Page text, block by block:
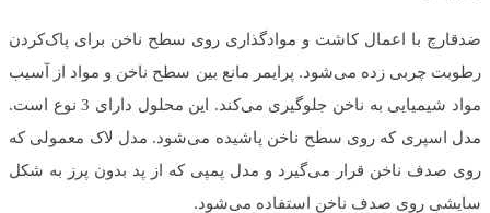
ضدقارچ با اعمال کاشت و موادگذاری روی سطح ناخن برای پاک‌کردن
رطوبت چربی زده می‌شود. پرایمر مانع بین سطح ناخن و مواد از آسیب
مواد شیمیایی به ناخن جلوگیری می‌کند. این محلول دارای 3 نوع است.
مدل اسپری که روی سطح ناخن پاشیده می‌شود. مدل لاک معمولی که
روی صدف ناخن قرار می‌گیرد و مدل پمپی که از پد بدون پرز به شکل
سایشی روی صدف ناخن استفاده می‌شود.